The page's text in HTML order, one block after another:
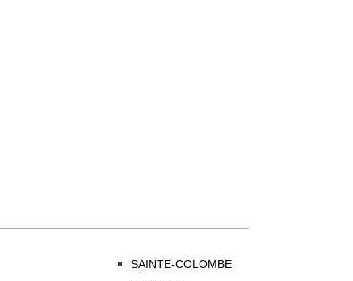
SAINTE-COLOMBE